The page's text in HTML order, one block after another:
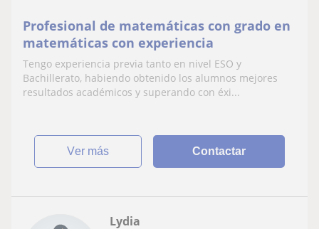
Profesional de matemáticas con grado en
matemáticas con experiencia
Tengo experiencia previa tanto en nivel ESO y
Bachillerato, habiendo obtenido los alumnos mejores
resultados académicos y superando con éxi...
ver más Contactar
Lydia